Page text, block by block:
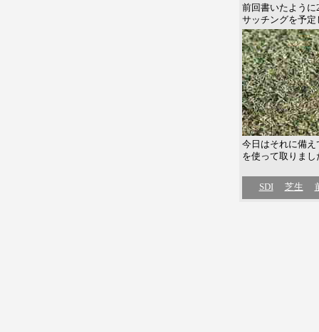
前回書いたよう
サッチングを予定
今日はそれに備
を使って取りまし
SDI 芝生